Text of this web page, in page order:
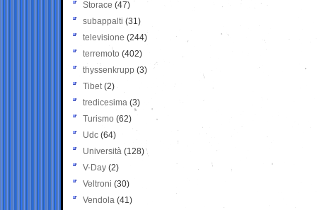
Storace (47)
subappalti (31)
televisione(244)
terremoto (402)
thyssenkrupp (3)
Tibet(2)
tredicesima (3)
Turismo (62)
Udc (64)
Università (128)
V-Day (2)
Veltroni (30)
Vendola (41)